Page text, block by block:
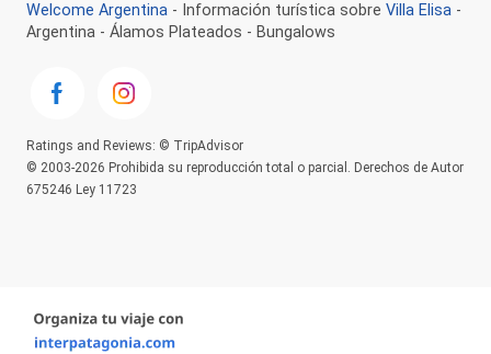
Welcome Argentina - Información turística sobre Villa Elisa -
Argentina - Álamos Plateados - Bungalows
Ratings and Reviews: © TripAdvisor
© 2003-2026 Prohibida su reproducción total o parcial. Derechos de Autor
675246 Ley 11723